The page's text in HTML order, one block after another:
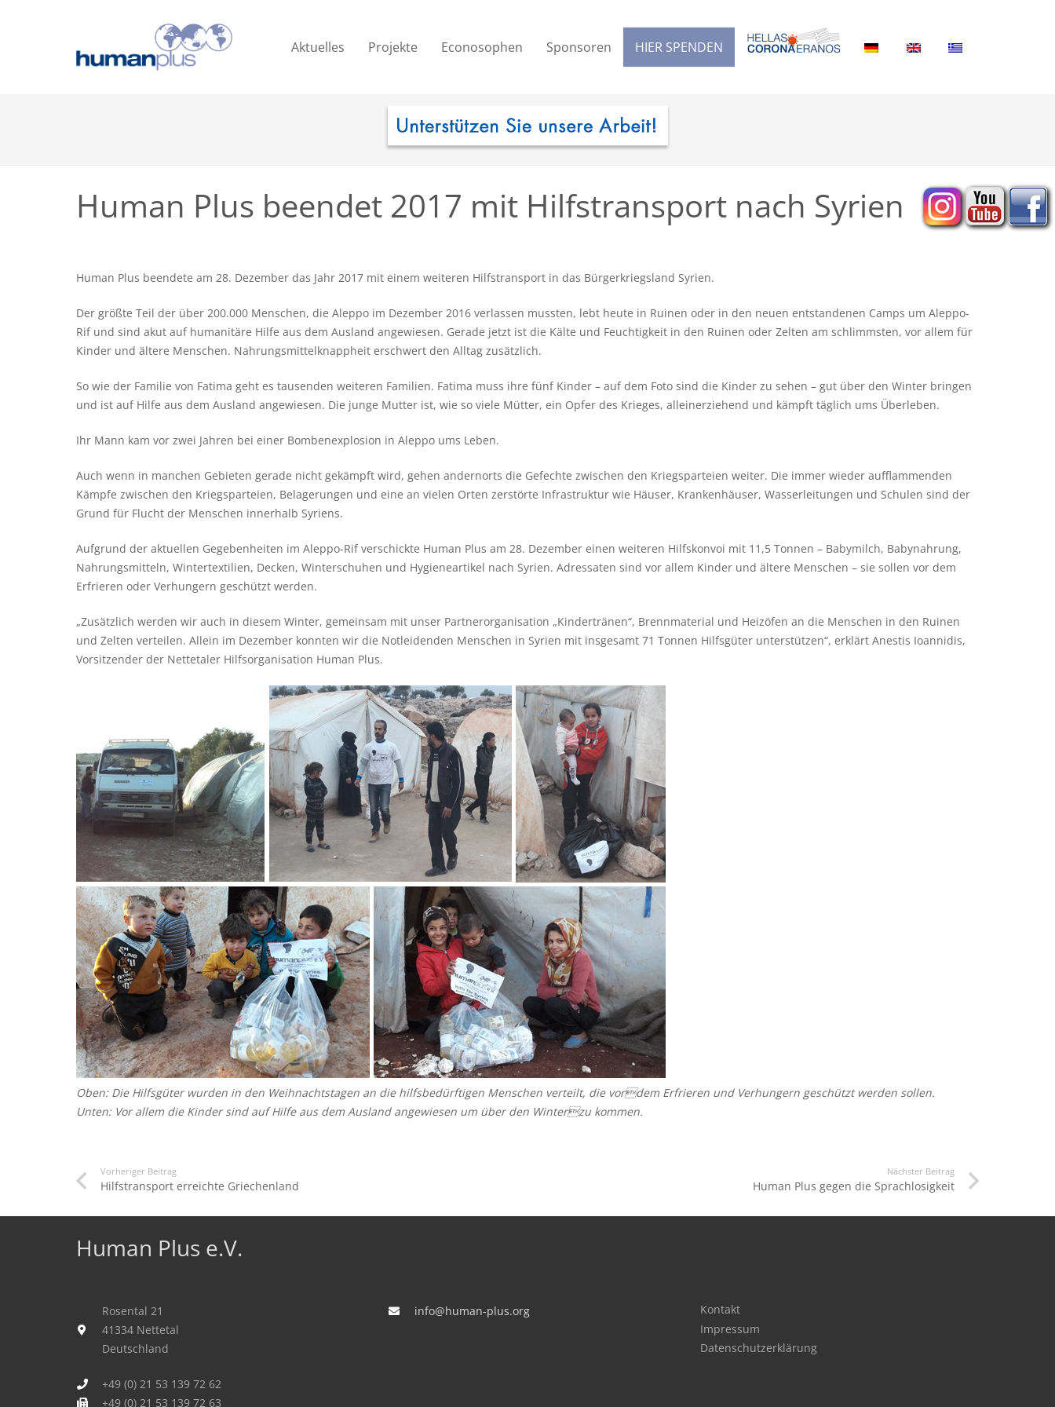
Aktuelles Projekte Econosophen Sponsoren HIER SPENDEN
Human Plus beendet 2017 mit Hilfstransport nach Syrien
Human Plus beendete am 28. Dezember das Jahr 2017 mit einem weiteren Hilfstransport in das Bürgerkriegsland Syrien.
Der größte Teil der über 200.000 Menschen, die Aleppo im Dezember 2016 verlassen mussten, lebt heute in Ruinen oder in den neuen entstandenen Camps um Aleppo-
Rif und sind akut auf humanitäre Hilfe aus dem Ausland angewiesen. Gerade jetzt ist die Kälte und Feuchtigkeit in den Ruinen oder Zelten am schlimmsten, vor allem für
Kinder und ältere Menschen. Nahrungsmittelknappheit erschwert den Alltag zusätzlich.
So wie der Familie von Fatima geht es tausenden weiteren Familien. Fatima muss ihre fünf Kinder – auf dem Foto sind die Kinder zu sehen – gut über den Winter bringen
und ist auf Hilfe aus dem Ausland angewiesen. Die junge Mutter ist, wie so viele Mütter, ein Opfer des Krieges, alleinerziehend und kämpft täglich ums Überleben.
Ihr Mann kam vor zwei Jahren bei einer Bombenexplosion in Aleppo ums Leben.
Auch wenn in manchen Gebieten gerade nicht gekämpft wird, gehen andernorts die Gefechte zwischen den Kriegsparteien weiter. Die immer wieder aufflammenden
Kämpfe zwischen den Kriegsparteien, Belagerungen und eine an vielen Orten zerstörte Infrastruktur wie Häuser, Krankenhäuser, Wasserleitungen und Schulen sind der
Grund für Flucht der Menschen innerhalb Syriens.
Aufgrund der aktuellen Gegebenheiten im Aleppo-Rif verschickte Human Plus am 28. Dezember einen weiteren Hilfskonvoi mit 11,5 Tonnen – Babymilch, Babynahrung,
Nahrungsmitteln, Wintertextilien, Decken, Winterschuhen und Hygieneartikel nach Syrien. Adressaten sind vor allem Kinder und ältere Menschen – sie sollen vor dem
Erfrieren oder Verhungern geschützt werden.
„Zusätzlich werden wir auch in diesem Winter, gemeinsam mit unser Partnerorganisation „Kindertränen“, Brennmaterial und Heizöfen an die Menschen in den Ruinen
und Zelten verteilen. Allein im Dezember konnten wir die Notleidenden Menschen in Syrien mit insgesamt 71 Tonnen Hilfsgüter unterstützen“, erklärt Anestis Ioannidis,
Vorsitzender der Nettetaler Hilfsorganisation Human Plus.
Oben: Die Hilfsgüter wurden in den Weihnachtstagen an die hilfsbedürftigen Menschen verteilt, die vordem Erfrieren und Verhungern geschützt werden sollen.
Unten: Vor allem die Kinder sind auf Hilfe aus dem Ausland angewiesen um über den Winterzu kommen.
Vorheriger Beitrag
Hilfstransport erreichte Griechenland
Nächster Beitrag
Human Plus gegen die Sprachlosigkeit
Human Plus e.V.
Rosental 21
41334 Nettetal
Deutschland
+49 (0) 21 53 139 72 62
+49 (0) 21 53 139 72 63
info@human-plus.org
Kontakt
Impressum
Datenschutzerklärung